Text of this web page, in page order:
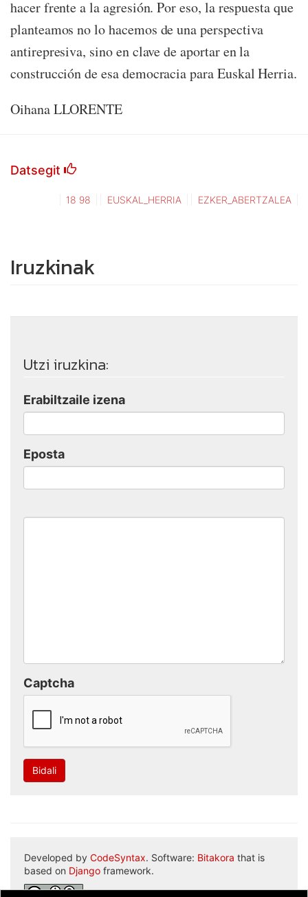
hacer frente a la agresión. Por eso, la respuesta que
planteamos no lo hacemos de una perspectiva
antirepresiva, sino en clave de aportar en la
construcción de esa democracia para Euskal Herria.
Oihana LLORENTE
Datsegit
18 98 EUSKAL_HERRIA EZKER_ABERTZALEA
Iruzkinak
Utzi iruzkina:
Erabiltzaile izena
Eposta
Captcha
Bidali
Developed by CodeSyntax. Software: Bitakora that is
based on Django framework.